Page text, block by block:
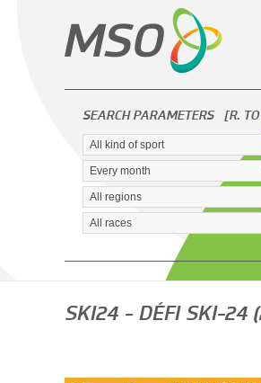
SEARCH PARAMETERS [R.
SKI24 - DÉFI SKI-24